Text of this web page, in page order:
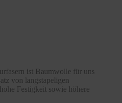
ist Baumwolle für uns
von langstapeligen
Festigkeit sowie höhere